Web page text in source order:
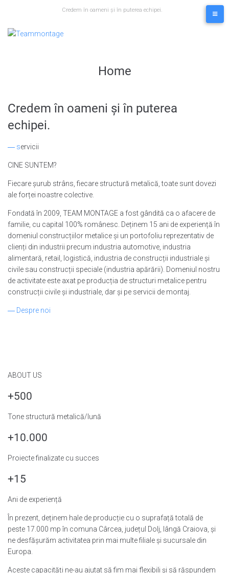
content
Credem în oameni și în puterea echipei.
Home
Credem în oameni și în puterea
echipei.
― servicii
CINE SUNTEM?
Fiecare șurub strâns, fiecare structură metalică, toate sunt dovezi
ale forței noastre colective.
Fondată în 2009, TEAM MONTAGE a fost gândită ca o afacere de
familie, cu capital 100% românesc. Deținem 15 ani de experiență în
domeniul construcțiilor metalice și un portofoliu reprezentativ de
clienți din industrii precum industria automotive, industria
alimentară, retail, logistică, industria de construcții industriale și
civile sau construcții speciale (industria apărării). Domeniul nostru
de activitate este axat pe producția de structuri metalice pentru
construcții civile și industriale, dar și pe servicii de montaj.
― Despre noi
ABOUT US
+500
Tone structură metalică/lună
+10.000
Proiecte finalizate cu succes
+15
Ani de experiență
În prezent, deținem hale de producție cu o suprafață totală de
peste 17.000 mp în comuna Cârcea, județul Dolj, lângă Craiova, și
ne desfășurăm activitatea prin mai multe filiale și sucursale din
Europa.
Aceste capacități ne-au ajutat să fim mai flexibili și să răspundem